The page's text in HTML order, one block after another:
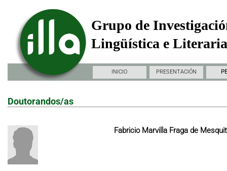
Grupo de
Lingüística e
INICIO PRESENTACIÓN
Doutorandos/as
Fabricio Marvilla Fraga de